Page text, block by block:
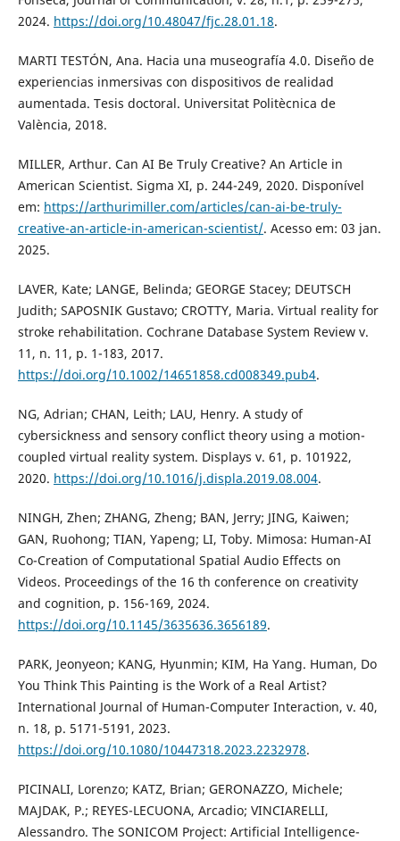
2024. https://doi.org/10.48047/fjc.28.01.18.
MARTI TESTÓN, Ana. Hacia una museografía 4.0. Diseño de
experiencias inmersivas con dispositivos de realidad
aumentada. Tesis doctoral. Universitat Politècnica de
València, 2018.
MILLER, Arthur. Can AI Be Truly Creative? An Article in
American Scientist. Sigma XI, p. 244-249, 2020. Disponível
em: https://arthurimiller.com/articles/can-ai-be-truly-
creative-an-article-in-american-scientist/. Acesso em: 03 jan.
2025.
LAVER, Kate; LANGE, Belinda; GEORGE Stacey; DEUTSCH
Judith; SAPOSNIK Gustavo; CROTTY, Maria. Virtual reality for
stroke rehabilitation. Cochrane Database System Review v.
11, n. 11, p. 1-183, 2017.
https://doi.org/10.1002/14651858.cd008349.pub4.
NG, Adrian; CHAN, Leith; LAU, Henry. A study of
cybersickness and sensory conflict theory using a motion-
coupled virtual reality system. Displays v. 61, p. 101922,
2020. https://doi.org/10.1016/j.displa.2019.08.004.
NINGH, Zhen; ZHANG, Zheng; BAN, Jerry; JING, Kaiwen;
GAN, Ruohong; TIAN, Yapeng; LI, Toby. Mimosa: Human-AI
Co-Creation of Computational Spatial Audio Effects on
Videos. Proceedings of the 16 th conference on creativity
and cognition, p. 156-169, 2024.
https://doi.org/10.1145/3635636.3656189.
PARK, Jeonyeon; KANG, Hyunmin; KIM, Ha Yang. Human, Do
You Think This Painting is the Work of a Real Artist?
International Journal of Human-Computer Interaction, v. 40,
n. 18, p. 5171-5191, 2023.
https://doi.org/10.1080/10447318.2023.2232978.
PICINALI, Lorenzo; KATZ, Brian; GERONAZZO, Michele;
MAJDAK, P.; REYES-LECUONA, Arcadio; VINCIARELLI,
Alessandro. The SONICOM Project: Artificial Intelligence-